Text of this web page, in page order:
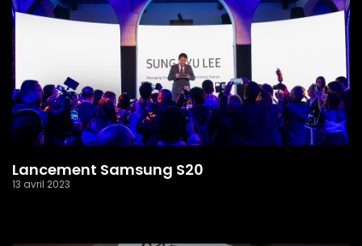
Lancement Samsung S20
13 avril 2023